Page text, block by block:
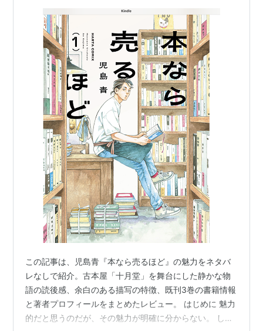
この記事は、児島青『本なら売るほど』の魅力をネタバ
レなしで紹介。古本屋「十月堂」を舞台にした静かな物
語の読後感、余白のある描写の特徴、既刊3巻の書籍情報
と著者プロフィールをまとめたレビュー。 はじめに 魅力
的だと思うのだが、その魅力が明確に分からない。 しか